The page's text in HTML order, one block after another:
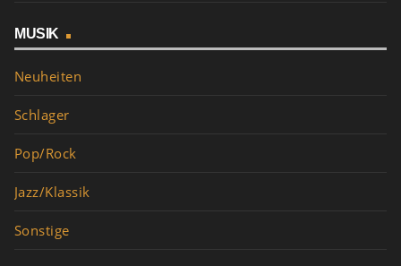
MUSIK
Neuheiten
Schlager
Pop/Rock
Jazz/Klassik
Sonstige